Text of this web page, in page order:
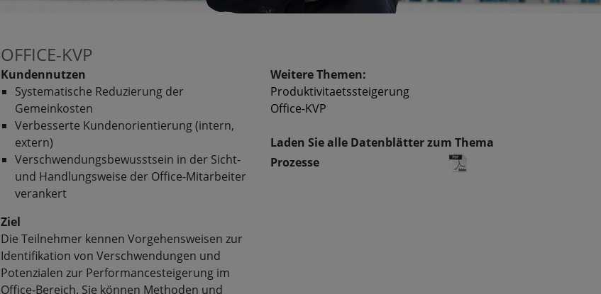
OFFICE-KVP
Kundennutzen
Systematische Reduzierung der
Gemeinkosten
Verbesserte Kundenorientierung (intern,
extern)
Verschwendungsbewusstsein in der Sicht-
und Handlungsweise der Office-Mitarbeiter
verankert
Ziel
Die Teilnehmer kennen Vorgehensweisen zur
Identifikation von Verschwendungen und
Potenzialen zur Performancesteigerung im
Office-Bereich. Sie können Methoden und
Weitere Themen:
Produktivitaetssteigerung
Office-KVP
Laden Sie alle Datenblätter zum Thema
Prozesse